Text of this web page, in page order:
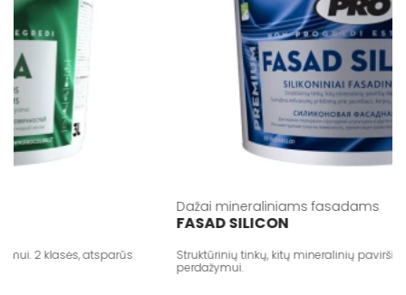
2 klasės, atsparūs
Dažai mineraliniams fasadams
FASAD SILICON
Struktūrinių tinkų, kitų mineralinių paviršių
perdažymui.